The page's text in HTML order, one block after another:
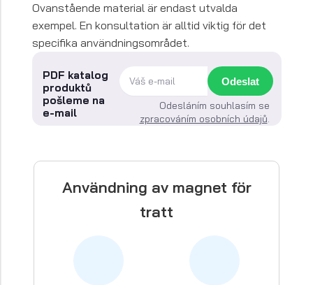
Ovanstående material är endast utvalda
exempel. En konsultation är alltid viktig för det
specifika användningsområdet.
PDF katalog
produktů
pošleme na
e-mail
Odeslat
Odesláním souhlasím se
zpracováním osobních údajů.
Användning av magnet för
tratt